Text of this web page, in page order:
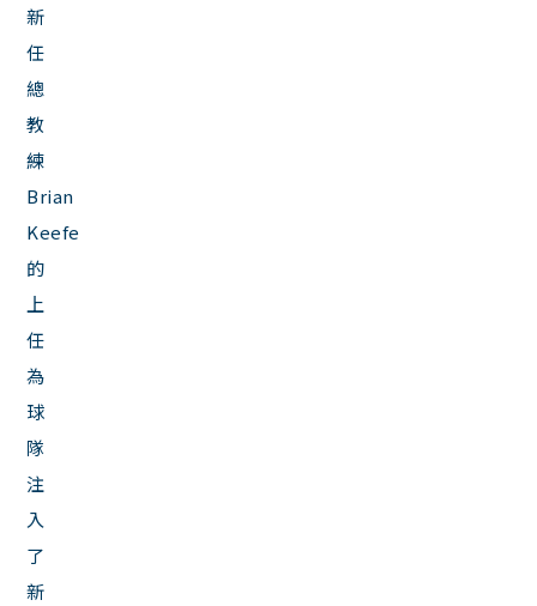
新
任
總
教
練
Brian
Keefe
的
上
任
為
球
隊
注
入
了
新